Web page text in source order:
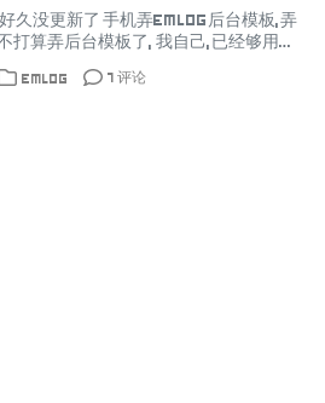
久没更新了 手机弄Emlog后台模板,弄
打算弄后台模板了, 我自己,已经够用了,
这两天发布,大家请关注吧! 上...
Emlog 7 评论